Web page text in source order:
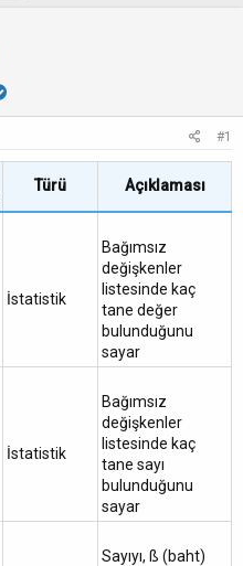
#1
Türü Açıklaması
İstatistik
Bağımsız
değişkenler
listesinde kaç
tane değer
bulunduğunu
sayar
İstatistik
Bağımsız
değişkenler
listesinde kaç
tane sayı
bulunduğunu
sayar
Sayıyı, ß (baht)